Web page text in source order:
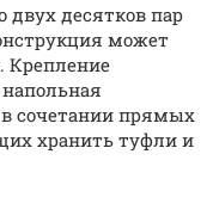
десятков пар
может
Крепление
в сочетании прямых
хранить туфли и